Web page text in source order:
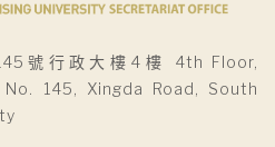
號行政大樓4樓 4th Floor,
145, Xingda Road, South